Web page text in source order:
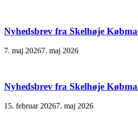
Nyhedsbrev fra Skelhøje
7. maj 20267. maj 2026
Nyhedsbrev fra Skelhøje
15. februar 20267. maj 2026